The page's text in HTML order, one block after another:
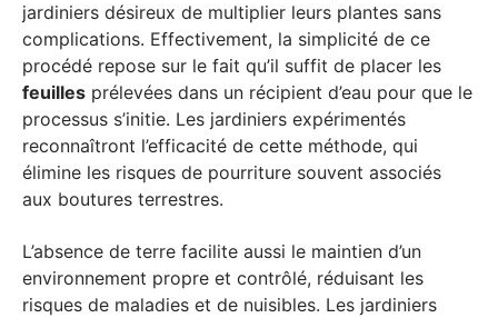
jardiniers désireux de multiplier leurs plantes sans
complications. Effectivement, la simplicité de ce
procédé repose sur le fait qu’il suffit de placer les
feuilles prélevées dans un récipient d’eau pour que le
processus s’initie. Les jardiniers expérimentés
reconnaîtront l’efficacité de cette méthode, qui
élimine les risques de pourriture souvent associés
aux boutures terrestres.
L’absence de terre facilite aussi le maintien d’un
environnement propre et contrôlé, réduisant les
risques de maladies et de nuisibles. Les jardiniers